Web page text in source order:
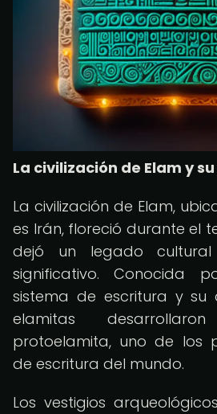
La civilización de Elam y
La civilización de Elam,
es Irán, floreció durante el
dejó un legado
significativo. Conocida
sistema de escritura y su
elamitas
protoelamita, uno de los
de escritura del mundo.
Los vestigios